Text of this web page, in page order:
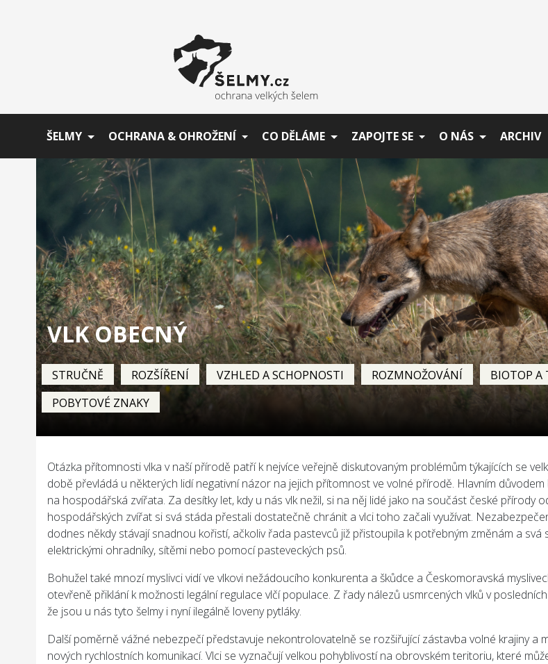
ŠELMY OCHRANA & OHROŽENÍ CO DĚLÁME ZAPOJTE SE O NÁS ARCHIV
VLK OBECNÝ
STRUČNĚ ROZŠÍŘENÍ VZHLED A SCHOPNOSTI ROZMNOŽOVÁNÍ BIOTOP A
POBYTOVÉ ZNAKY
Otázka přítomnosti vlka v naší přírodě patří k nejvíce veřejně diskutovaným problémům týkajících se
době převládá u některých lidí negativní názor na jejich přítomnost ve volné přírodě. Hlavním důvodem
na hospodářská zvířata. Za desítky let, kdy u nás vlk nežil, si na něj lidé jako na součást české přírody
hospodářských zvířat si svá stáda přestali dostatečně chránit a vlci toho začali využívat.
dodnes někdy stávají snadnou kořistí, ačkoliv řada pastevců již přistoupila k potřebným změnám a svá
elektrickými ohradníky, sítěmi nebo pomocí pasteveckých psů.
Bohužel také mnozí myslivci vidí ve vlkovi nežádoucího konkurenta a škůdce a Českomoravská
otevřeně přiklání k možnosti legální regulace vlčí populace. Z řady nálezů usmrcených vlků v
že jsou u nás tyto šelmy i nyní ilegálně loveny pytláky.
Další poměrně vážné nebezpečí představuje nekontrolovatelně se rozšiřující zástavba volné krajiny a
nových rychlostních komunikací. Vlci se vyznačují velkou pohyblivostí na obrovském teritoriu, které